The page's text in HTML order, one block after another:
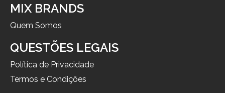
MIX BRANDS
Quem Somos
QUESTÕES LEGAIS
Política de Privacidade
Termos e Condições